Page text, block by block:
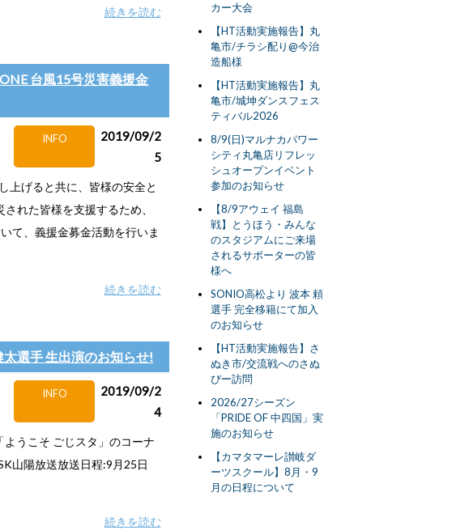
続きを読む
台風15号災害義援金
INFO
2019/09/2
5
上げると共に、皆様の安全と
れた皆様を支援するため、
て、義援金募金活動を行いま
続きを読む
太選手 生出演のお知らせ!
INFO
2019/09/2
4
うこそ ごじスタ」のコーナ
山陽放送放送日程:9月25日
続きを読む
カー大会
【HT活動実施報告】丸
亀市/チラシ配り@今治
造船様
【HT活動実施報告】丸
亀市/城坤ダンスフェス
ティバル2026
8/9(日)マルナカパワー
シティ丸亀店リフレッ
シュオープンイベント
参加のお知らせ
【8/9アウェイ 福島
戦】とうほう・みんな
のスタジアムにご来場
されるサポーターの皆
様へ
SONIO高松より 波本 頼
選手 完全移籍にて加入
のお知らせ
【HT活動実施報告】さ
ぬき市/交流戦へのさぬ
ぴー訪問
2026/27シーズン
「PRIDE OF 中四国」実
施のお知らせ
【カマタマーレ讃岐ダ
ーツスクール】8月・9
月の日程について